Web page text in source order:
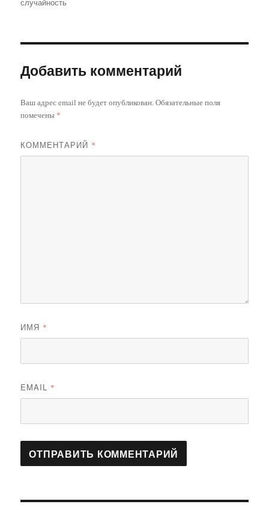
Добавить комментарий
Ваш адрес email не будет опубликован.Обязательные поля
помечены *
КОММЕНТАРИЙ *
ИМЯ *
EMAIL *